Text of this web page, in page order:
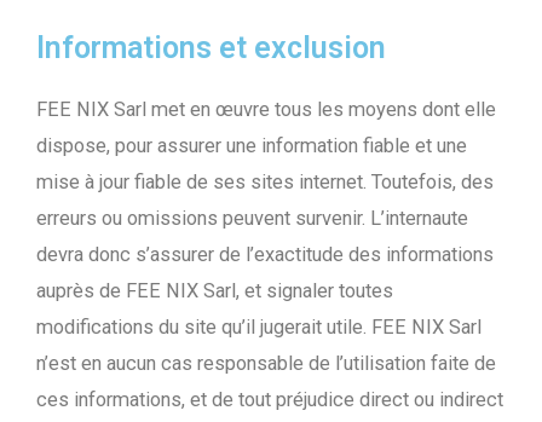
Informations et exclusion
FEE NIX Sarl met en œuvre tous les moyens dont elle
dispose, pour assurer une information fiable et une
mise à jour fiable de ses sites internet. Toutefois, des
erreurs ou omissions peuvent survenir. L’internaute
devra donc s’assurer de l’exactitude des informations
auprès de FEE NIX Sarl, et signaler toutes
modifications du site qu’il jugerait utile. FEE NIX Sarl
n’est en aucun cas responsable de l’utilisation faite de
ces informations, et de tout préjudice direct ou indirect